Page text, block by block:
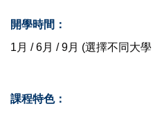
開學時間：
1月 / 6月 / 9月 (選擇不同大
課程特色：